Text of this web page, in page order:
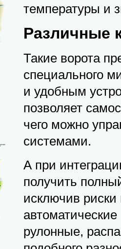
температуры и
Различные
Такие ворота
специального
и удобным
позволяет
чего можно
системами.
А при
получить
исключив риски
рулонные,